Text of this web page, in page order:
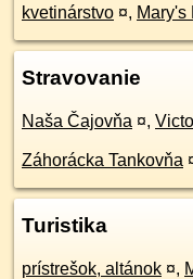
kvetinárstvo ¤, Mary's
Stravovanie
Naša Čajovňa ¤,
Záhorácka Tankovňa
Turistika
prístrešok, altánok ¤,